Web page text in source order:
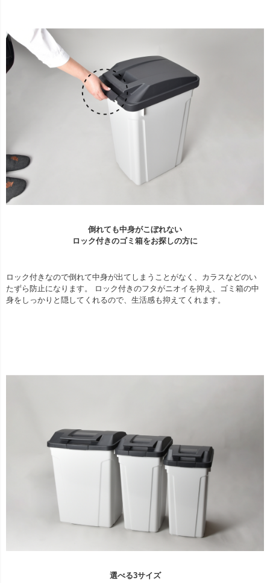
倒れても中身がこぼれない
ロック付きのゴミ箱をお探しの方に
ロック付きなので倒れて中身が出てしまうことがなく、カラスなどのい
たずら防止になります。 ロック付きのフタがニオイを抑え、ゴミ箱の中
身をしっかりと隠してくれるので、生活感も抑えてくれます。
選べる3サイズ